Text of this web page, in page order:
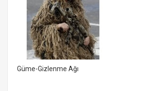
Güme-Gizlenme Ağı